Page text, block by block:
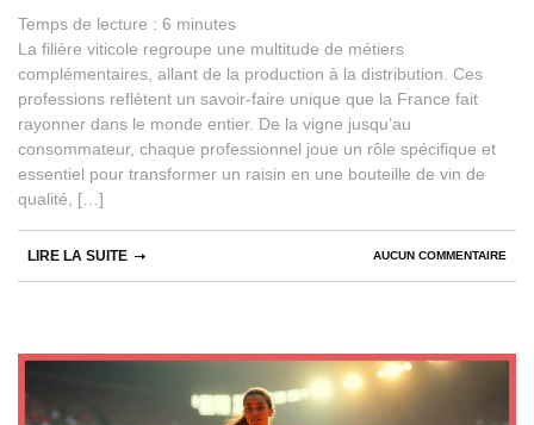
Temps de lecture : 6 minutes
La filière viticole regroupe une multitude de métiers
complémentaires, allant de la production à la distribution. Ces
professions reflètent un savoir-faire unique que la France fait
rayonner dans le monde entier. De la vigne jusqu’au
consommateur, chaque professionnel joue un rôle spécifique et
essentiel pour transformer un raisin en une bouteille de vin de
qualité, […]
AUCUN COMMENTAIRE
LIRE LA SUITE